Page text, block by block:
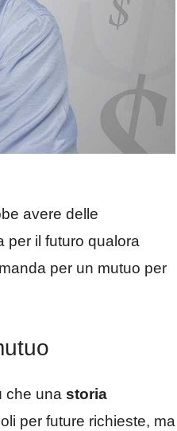
avere delle
per il futuro qualora
per un mutuo per
che una storia
per future richieste, ma